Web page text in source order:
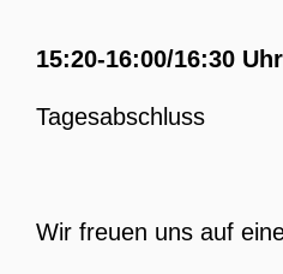
15:20-16:00/16:30
Tagesabschluss
Wir freuen uns auf